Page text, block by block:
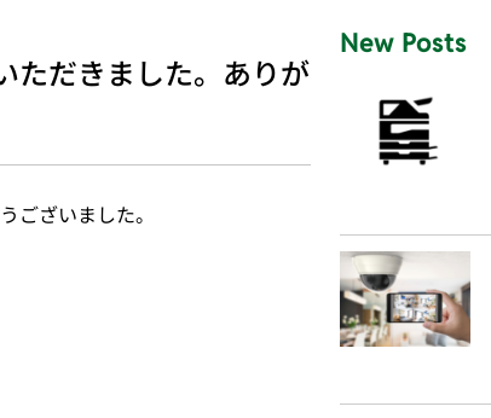
ただきました。ありが
ございました。
New Posts